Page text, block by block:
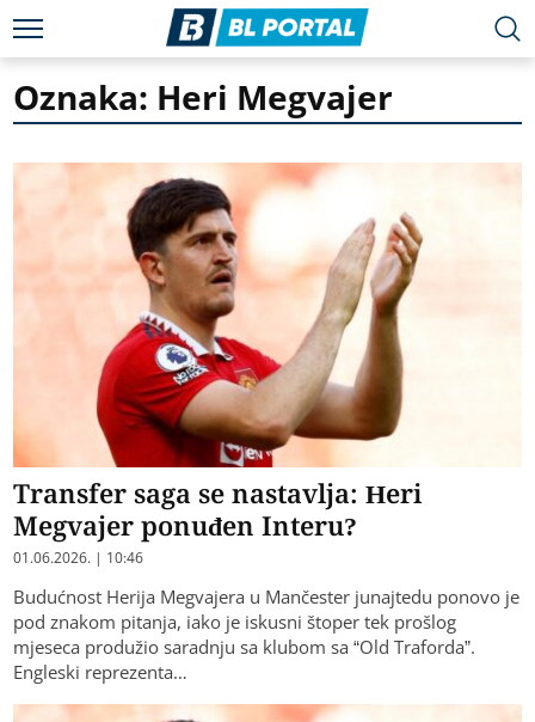
Oznaka: Heri Megvajer
Transfer saga se nastavlja: Heri
Megvajer ponuđen Interu?
01.06.2026. | 10:46
Budućnost Herija Megvajera u Mančester junajtedu ponovo je
pod znakom pitanja, iako je iskusni štoper tek prošlog
mjeseca produžio saradnju sa klubom sa “Old Traforda”.
Engleski reprezenta…